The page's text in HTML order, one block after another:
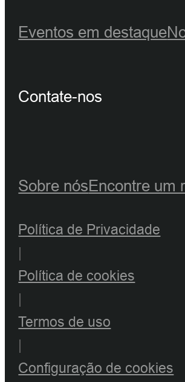
Eventos em destaque
Contate-nos
Sobre nósEncontre um
Política de Privacidade
|
Política de cookies
|
Termos de uso
|
Configuração de cookies